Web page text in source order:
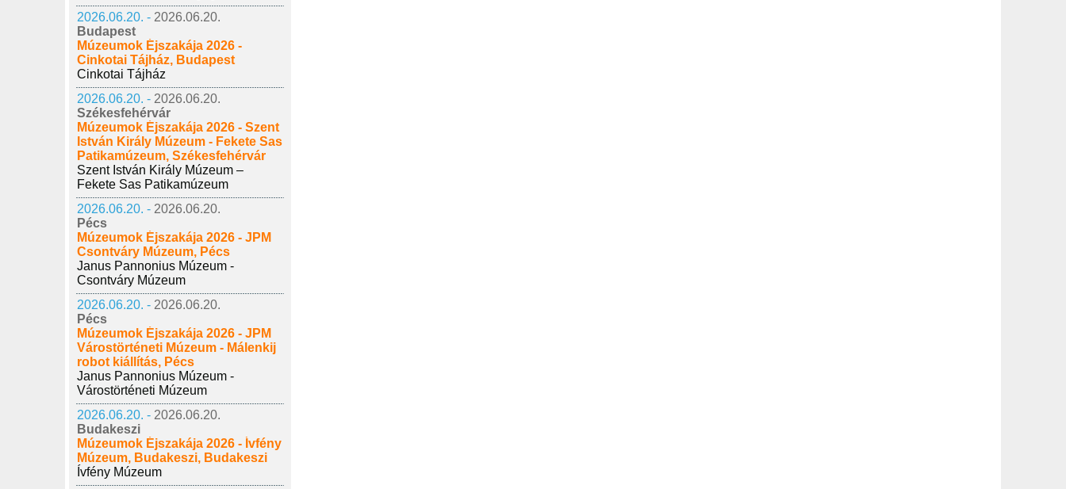
2026.06.20. - 2026.06.20.
Budapest
Múzeumok Éjszakája 2026 -
Cinkotai Tájház, Budapest
Cinkotai Tájház
2026.06.20. - 2026.06.20.
Székesfehérvár
Múzeumok Éjszakája 2026 - Szent
István Király Múzeum - Fekete Sas
Patikamúzeum, Székesfehérvár
Szent István Király Múzeum –
Fekete Sas Patikamúzeum
2026.06.20. - 2026.06.20.
Pécs
Múzeumok Éjszakája 2026 - JPM
Csontváry Múzeum, Pécs
Janus Pannonius Múzeum -
Csontváry Múzeum
2026.06.20. - 2026.06.20.
Pécs
Múzeumok Éjszakája 2026 - JPM
Várostörténeti Múzeum - Málenkij
robot kiállítás, Pécs
Janus Pannonius Múzeum -
Várostörténeti Múzeum
2026.06.20. - 2026.06.20.
Budakeszi
Múzeumok Éjszakája 2026 - Ívfény
Múzeum, Budakeszi, Budakeszi
Ívfény Múzeum